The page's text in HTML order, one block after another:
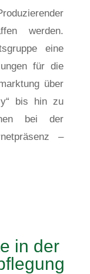
werden.
eine
für die
über
bis hin zu
bei der
–
in der